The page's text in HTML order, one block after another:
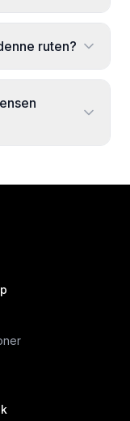
ruten?